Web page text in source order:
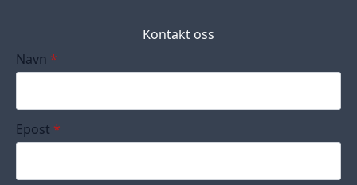
Kontakt oss
Navn *
Epost *